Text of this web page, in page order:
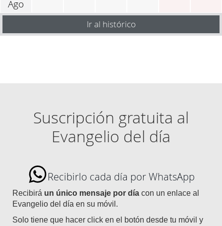
Ago
Ir al histórico
Suscripción gratuita al
Evangelio del día
Recibirlo cada día por WhatsApp
Recibirá un único mensaje por día con un enlace al
Evangelio del día en su móvil.
Solo tiene que hacer click en el botón desde tu móvil y